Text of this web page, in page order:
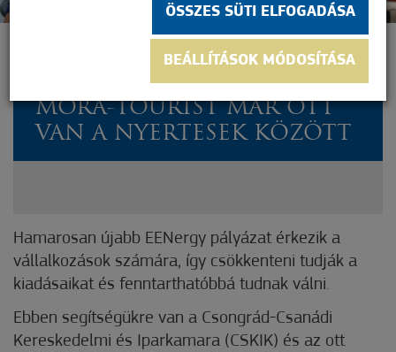
ÚJABB PÁLYÁZAT
VÁLLALKOZÁSOKNAK – A
MÓRA-TOURIST MÁR OTT
VAN A NYERTESEK KÖZÖTT
Hamarosan újabb EENergy pályázat érkezik a
vállalkozások számára, így csökkenteni tudják a
kiadásaikat és fenntarthatóbbá tudnak válni.
Ebben segítségükre van a Csongrád-Csanádi
Kereskedelmi és Iparkamara (CSKIK) és az ott
ÖSSZES SÜTI ELFOGADÁSA
BEÁLLÍTÁSOK MÓDOSÍTÁSA